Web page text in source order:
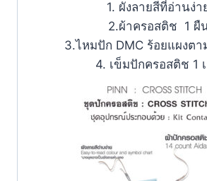
1. ผังลายสีที่อ่านง่า
2.ผ้าครอสติช 1 ผื
3.ไหมปัก DMC ร้อยแผงตา
4. เข็มปักครอสติช 1